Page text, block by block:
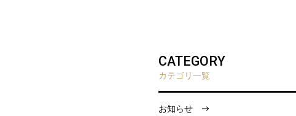
CATEGORY
カテゴリ一覧
お知らせ